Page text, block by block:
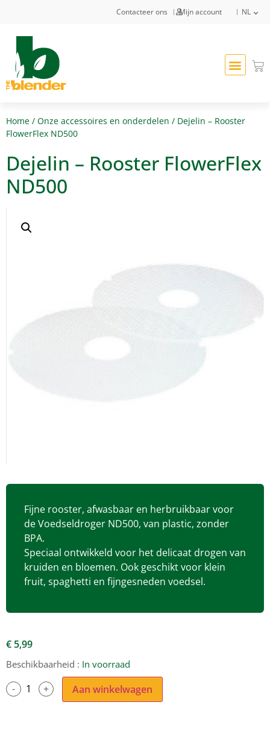
Contacteer ons Mijn account NL
Home / Onze accessoires en onderdelen / Dejelin – Rooster
FlowerFlex ND500
Dejelin – Rooster FlowerFlex
ND500
Fijne rooster, afwasbaar en herbruikbaar voor
de Voedseldroger ND500, van plastic, zonder
BPA.
Speciaal ontwikkeld voor het delicaat drogen van
kruiden en bloemen. Ook geschikt voor klein
fruit, spaghetti en fijngesneden voedsel.
€5,99
Beschikbaarheid : In voorraad
Aan winkelwagen